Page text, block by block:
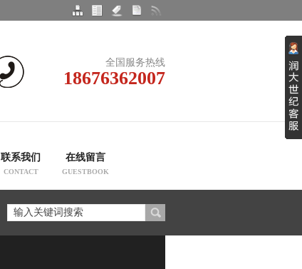
全国服务热线
18676362007
联系我们
CONTACT
在线留言
GUESTBOOK